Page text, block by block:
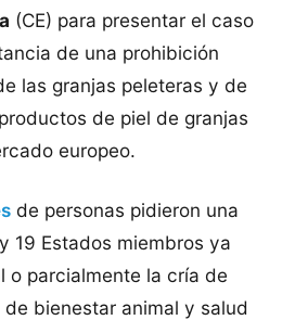
(CE) para presentar el caso
de una prohibición
las granjas peleteras y de
de piel de granjas
europeo.
de personas pidieron una
19 Estados miembros ya
o parcialmente la cría de
bienestar animal y salud